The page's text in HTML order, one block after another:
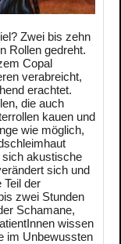
Zwei bis zehn
Rollen gedreht.
Copal
verabreicht,
erachtet.
die auch
kauen und
wie möglich,
akustische
sich und
Teil der
zwei Stunden
Schamane,
wissen
im Unbewussten